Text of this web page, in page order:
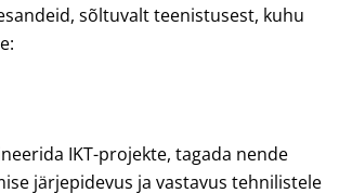
sõltuvalt teenistusest, kuhu
IKT-projekte, tagada nende
järjepidevus ja vastavus tehnilistele